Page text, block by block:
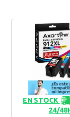
EN STOCK
24/